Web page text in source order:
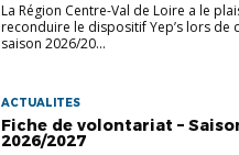
La Région Centre-Val de Loire a le
reconduire le dispositif Yep’s lors de
saison 2026/20...
ACTUALITES
Fiche de volontariat –
2026/2027